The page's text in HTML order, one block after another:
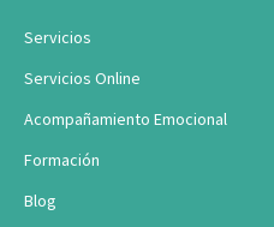
Servicios
Servicios Online
Acompañamiento Emocional
Formación
Blog